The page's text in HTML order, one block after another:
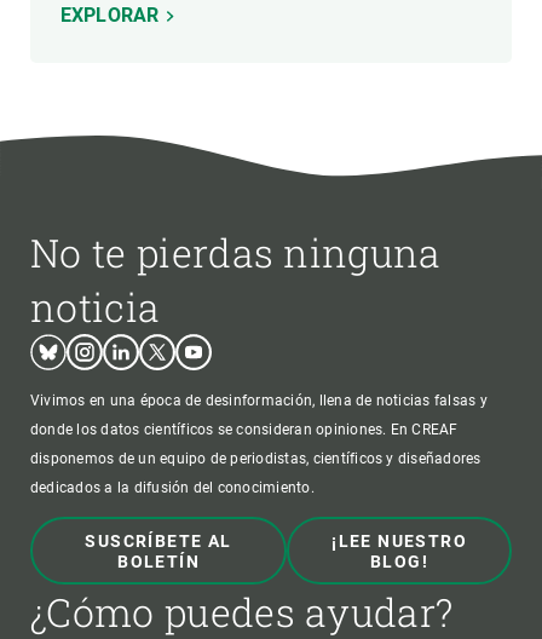
EXPLORAR
No te pierdas ninguna
noticia
BlueskyInstagram
LinkedinTwitterYoutube
Vivimos en una época de desinformación, llena de noticias falsas y
donde los datos científicos se consideran opiniones. En CREAF
disponemos de un equipo de periodistas, científicos y diseñadores
dedicados a la difusión del conocimiento.
SUSCRÍBETE AL
BOLETÍN
¡LEE NUESTRO
BLOG!
¿Cómo puedes ayudar?